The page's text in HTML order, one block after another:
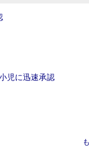
児に迅速承認